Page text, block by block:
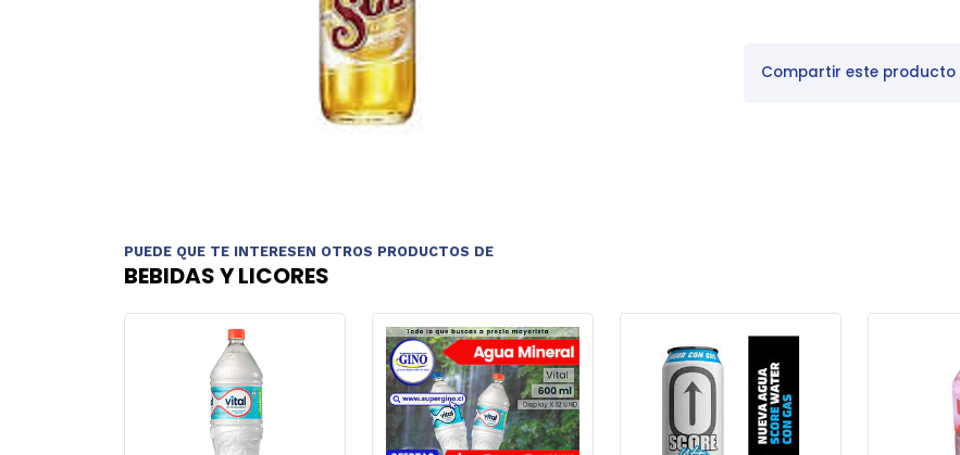
Compartir este producto
PUEDE QUE TE INTERESEN OTROS PRODUCTOS DE
BEBIDAS Y LICORES